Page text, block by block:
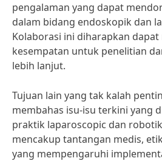
pengalaman yang dapat
dalam bidang endoskopik dan
Kolaborasi ini diharapkan
kesempatan untuk penelitian
lebih lanjut.
Tujuan lain yang tak kalah
membahas isu-isu terkini yang
praktik laparoscopic dan
mencakup tantangan medis,
yang mempengaruhi